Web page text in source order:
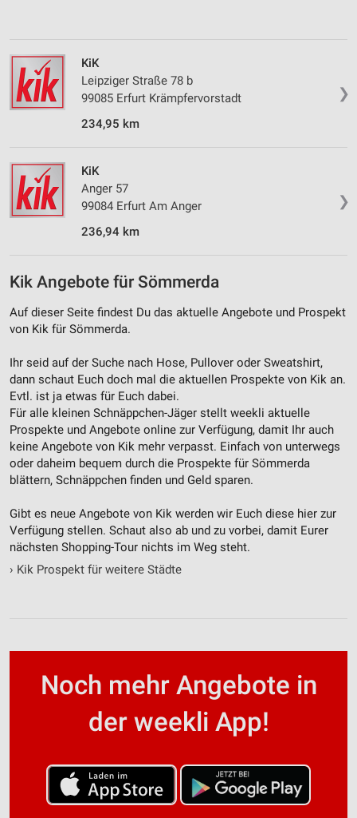
❯
KiK
Leipziger Straße 78 b
99085 Erfurt Krämpfervorstadt
234,95 km
❯
KiK
Anger 57
99084 Erfurt Am Anger
236,94 km
Kik Angebote für Sömmerda
Auf dieser Seite findest Du das aktuelle Angebote und Prospekt
von Kik für Sömmerda.
Ihr seid auf der Suche nach Hose, Pullover oder Sweatshirt,
dann schaut Euch doch mal die aktuellen Prospekte von Kik an.
Evtl. ist ja etwas für Euch dabei.
Für alle kleinen Schnäppchen-Jäger stellt weekli aktuelle
Prospekte und Angebote online zur Verfügung, damit Ihr auch
keine Angebote von Kik mehr verpasst. Einfach von unterwegs
oder daheim bequem durch die Prospekte für Sömmerda
blättern, Schnäppchen finden und Geld sparen.
Gibt es neue Angebote von Kik werden wir Euch diese hier zur
Verfügung stellen. Schaut also ab und zu vorbei, damit Eurer
nächsten Shopping-Tour nichts im Weg steht.
› Kik Prospekt für weitere Städte
Noch mehr Angebote in
der weekli App!
Entwicklung und Verbesserung der Angebote
Verwendung reduzierter Daten zur Auswahl von
Verwendung genauer Standortdaten
Geräte anhand von aktiv angeforderten
Informationen identifizieren
Notwendig
Performance
Funktional
Werbung